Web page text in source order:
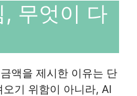
무엇이 다
액을 제시한 이유는 단
기 위함이 아니라, AI